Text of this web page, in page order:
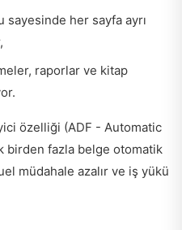
her sayfa ayrı
raporlar ve kitap
özelliği (ADF - Automatic
birden fazla belge otomatik
müdahale azalır ve iş yükü